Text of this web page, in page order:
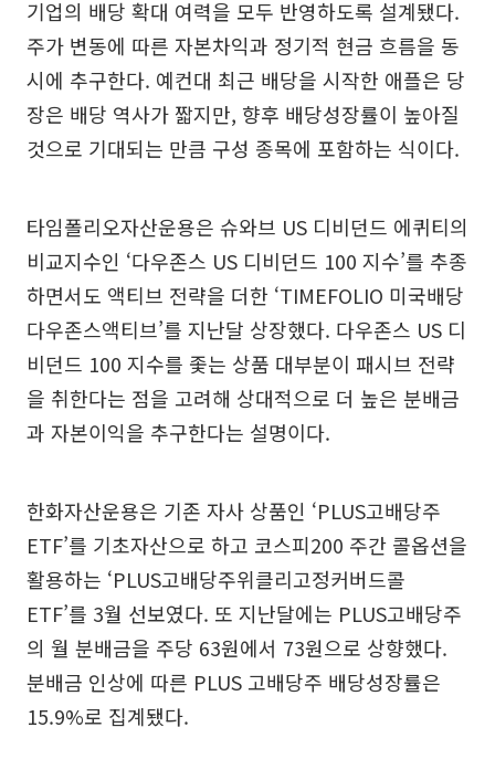
기업의 배당 확대 여력을 모두 반영하도록 설계됐다.
주가 변동에 따른 자본차익과 정기적 현금 흐름을 동
시에 추구한다. 예컨대 최근 배당을 시작한 애플은 당
장은 배당 역사가 짧지만, 향후 배당성장률이 높아질
것으로 기대되는 만큼 구성 종목에 포함하는 식이다.
타임폴리오자산운용은 슈와브 US 디비던드 에퀴티의
비교지수인 ‘다우존스 US 디비던드 100 지수’를 추종
하면서도 액티브 전략을 더한 ‘TIMEFOLIO 미국배당
다우존스액티브’를 지난달 상장했다. 다우존스 US 디
비던드 100 지수를 좇는 상품 대부분이 패시브 전략
을 취한다는 점을 고려해 상대적으로 더 높은 분배금
과 자본이익을 추구한다는 설명이다.
한화자산운용은 기존 자사 상품인 ‘PLUS고배당주
ETF’를 기초자산으로 하고 코스피200 주간 콜옵션을
활용하는 ‘PLUS고배당주위클리고정커버드콜
ETF’를 3월 선보였다. 또 지난달에는 PLUS고배당주
의 월 분배금을 주당 63원에서 73원으로 상향했다.
분배금 인상에 따른 PLUS 고배당주 배당성장률은
15.9%로 집계됐다.